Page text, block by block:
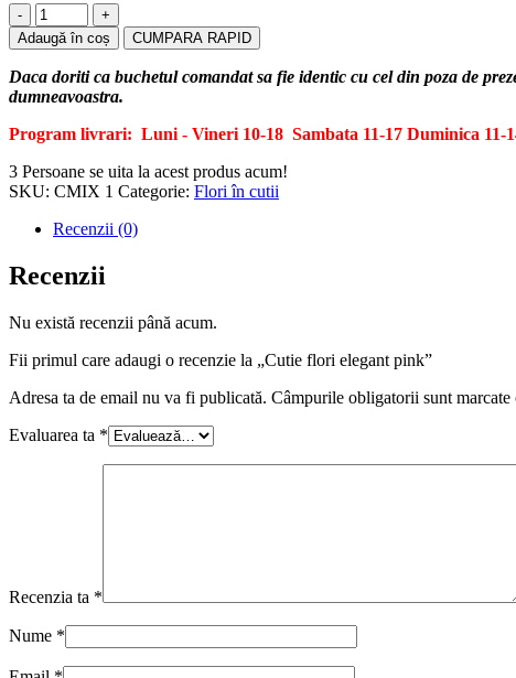
Cantitate
Cutie
flori
elegant
pink
Adaugă în coș CUMPARA RAPID
Daca doriti ca buchetul comandat sa fie identic cu cel din poza de
dumneavoastra.
Program livrari: Luni - Vineri 10-18 Sambata 11-17 Duminica 11-
3 Persoane se uita la acest produs acum!
SKU: CMIX 1 Categorie: Flori în cutii
Recenzii (0)
Recenzii
Nu există recenzii până acum.
Fii primul care adaugi o recenzie la „Cutie flori elegant pink”
Adresa ta de email nu va fi publicată. Câmpurile obligatorii sunt marcate
Evaluarea ta *
Recenzia ta *
Nume *